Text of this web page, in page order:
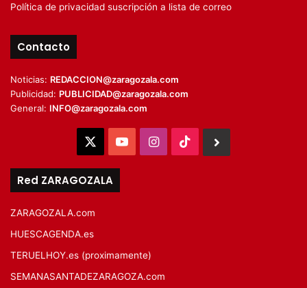
Política de privacidad suscripción a lista de correo
Contacto
Noticias: REDACCION@zaragozala.com
Publicidad: PUBLICIDAD@zaragozala.com
General: INFO@zaragozala.com
YouTubeInstagram
TikTok
Red ZARAGOZALA
ZARAGOZALA.com
HUESCAGENDA.es
TERUELHOY.es (proximamente)
SEMANASANTADEZARAGOZA.com